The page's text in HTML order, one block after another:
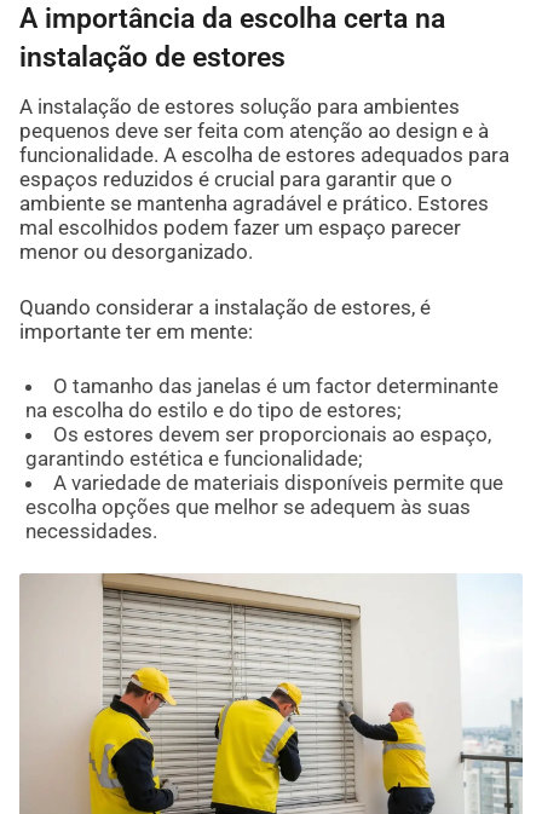
A importância da escolha certa na
instalação de estores
A instalação de estores solução para ambientes
pequenos deve ser feita com atenção ao design e à
funcionalidade. A escolha de estores adequados para
espaços reduzidos é crucial para garantir que o
ambiente se mantenha agradável e prático. Estores
mal escolhidos podem fazer um espaço parecer
menor ou desorganizado.
Quando considerar a instalação de estores, é
importante ter em mente:
O tamanho das janelas é um factor determinante
na escolha do estilo e do tipo de estores;
Os estores devem ser proporcionais ao espaço,
garantindo estética e funcionalidade;
A variedade de materiais disponíveis permite que
escolha opções que melhor se adequem às suas
necessidades.